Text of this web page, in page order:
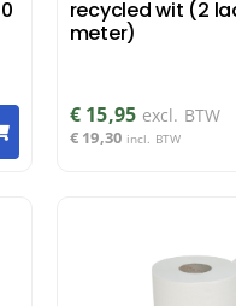
recycled wit (2
meter)
€15,95 excl. BTW
€19,30 incl. BTW